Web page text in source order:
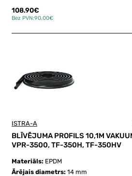
108.90€
Bez PVN:90.00€
ISTRA-A
BLĪVĒJUMA PROFILS 10,1M
VPR-3500, TF-350H, TF-350HV
Materiāls: EPDM
Ārējais diametrs: 14 mm